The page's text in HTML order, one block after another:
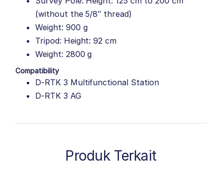
(without the 5/8″ thread)
Weight: 900 g
Tripod: Height: 92 cm
Weight: 2800 g
Compatibility
D-RTK 3 Multifunctional Station
D-RTK 3 AG
Produk Terkait